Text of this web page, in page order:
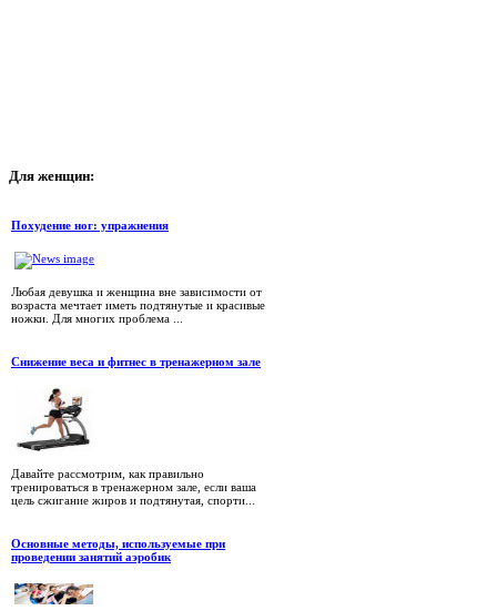
Для женщин:
Похудение ног: упражнения
Любая девушка и женщина вне зависимости от
возраста мечтает иметь подтянутые и красивые
ножки. Для многих проблема ...
Снижение веса и фитнес в тренажерном зале
Давайте рассмотрим, как правильно
тренироваться в тренажерном зале, если ваша
цель сжигание жиров и подтянутая, спорти...
Основные методы, используемые при
проведении занятий аэробик